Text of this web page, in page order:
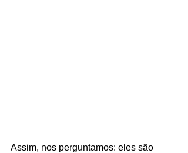
Assim, nos perguntamos: eles são